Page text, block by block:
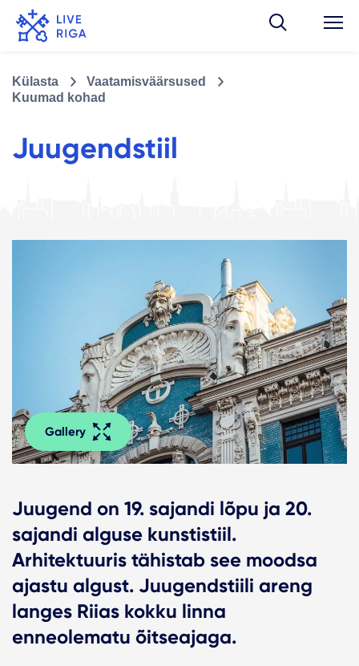
Külasta
Vaatamisväärsused
Kuumad kohad
Juugendstiil
Gallery
Juugend on 19. sajandi lõpu ja 20.
sajandi alguse kunstistiil.
Arhitektuuris tähistab see moodsa
ajastu algust. Juugendstiili areng
langes Riias kokku linna
enneolematu õitseajaga.